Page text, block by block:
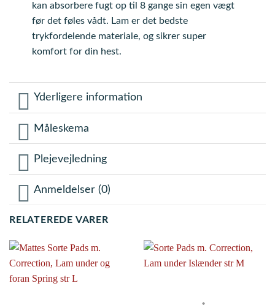
kan absorbere fugt op til 8 gange sin egen vægt
før det føles vådt. Lam er det bedste
trykfordelende materiale, og sikrer super
komfort for din hest.
Yderligere information
Måleskema
Plejevejledning
Anmeldelser (0)
RELATEREDE VARER